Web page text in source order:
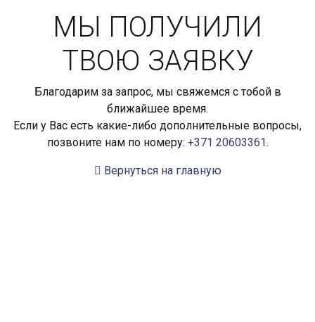
МЫ ПОЛУЧИЛИ
ТВОЮ ЗАЯВКУ
Благодарим за запрос, мы свяжемся с тобой в
ближайшее время.
Если у Вас есть какие-либо дополнительные вопросы,
позвоните нам по номеру: +371 20603361.
Вернуться на главную